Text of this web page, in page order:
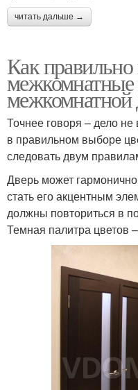
читать дальше →
Как правильно
межкомнатные
Точнее говоря – дело
в правильном выборе
следовать двум
Дверь может
стать его акцентным
должны повториться в
Темная палитра цветов